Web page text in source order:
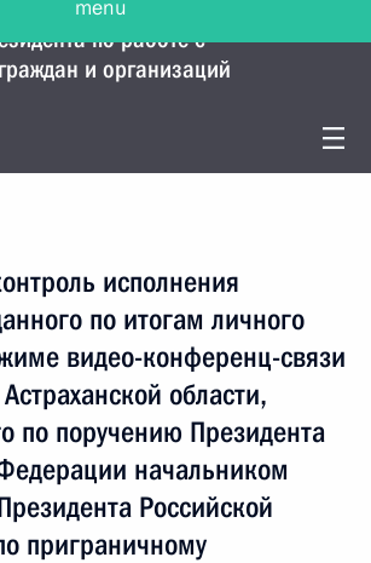
по работе с
и организаций
исполнения
по итогам личного
видео-конференц-связи
области,
по поручению Президента
начальником
Российской
приграничному